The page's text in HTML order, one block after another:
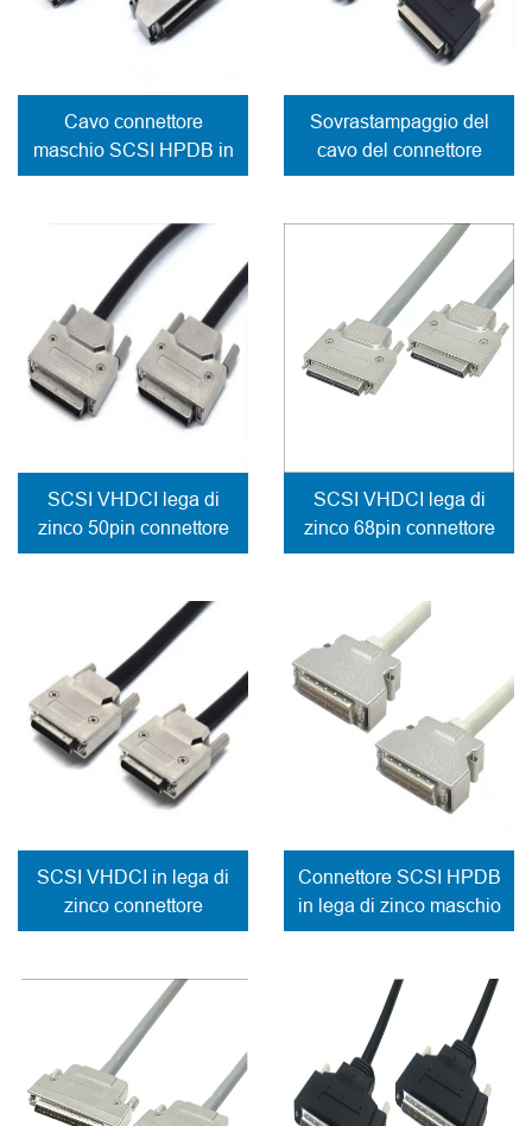
Cavo connettore
maschio SCSI HPDB in
lega di zinco con
uscita laterale
Sovrastampaggio del
cavo del connettore
SCSI VHDCI 68pin
blocco a vite
SCSI VHDCI lega di
zinco 50pin connettore
maschio cavo di
bloccaggio
SCSI VHDCI lega di
zinco 68pin connettore
maschio cavo di
bloccaggio
SCSI VHDCI in lega di
zinco connettore
maschio 36Pin cavo di
Connettore SCSI HPDB
in lega di zinco maschio
Cavo con chiusura a